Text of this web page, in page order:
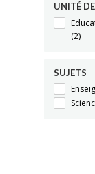
UNITÉ
(2)
SUJETS